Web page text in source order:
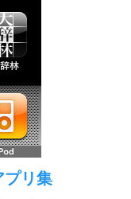
プリ集